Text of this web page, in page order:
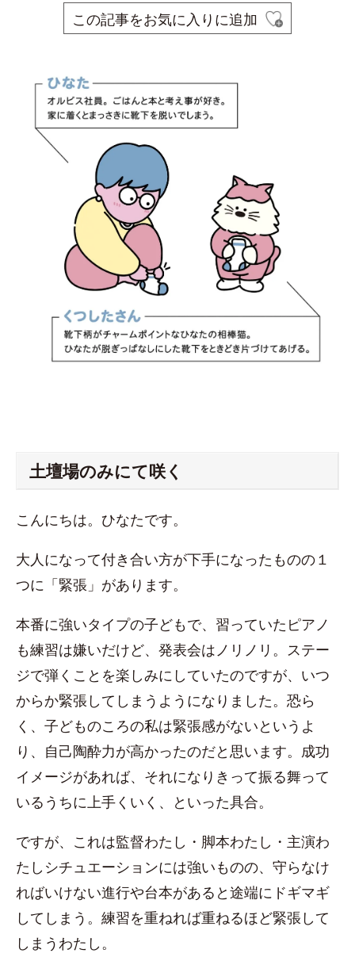
この記事をお気に入りに追加
土壇場のみにて咲く
こんにちは。ひなたです。
大人になって付き合い方が下手になったものの１
つに「緊張」があります。
本番に強いタイプの子どもで、習っていたピアノ
も練習は嫌いだけど、発表会はノリノリ。ステー
ジで弾くことを楽しみにしていたのですが、いつ
からか緊張してしまうようになりました。恐ら
く、子どものころの私は緊張感がないというよ
り、自己陶酔力が高かったのだと思います。成功
イメージがあれば、それになりきって振る舞って
いるうちに上手くいく、といった具合。
ですが、これは監督わたし・脚本わたし・主演わ
たしシチュエーションには強いものの、守らなけ
ればいけない進行や台本があると途端にドギマギ
してしまう。練習を重ねれば重ねるほど緊張して
しまうわたし。